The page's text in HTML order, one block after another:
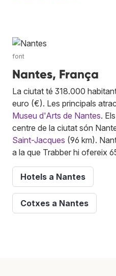
font
Nantes, França
La ciutat té 318.000
euro (€). Les principals
Museu d'Arts de Nantes.
centre de la ciutat són
Saint-Jacques (96 km).
a la que Trabber hi ofereix
Hotels a Nantes
Cotxes a Nantes